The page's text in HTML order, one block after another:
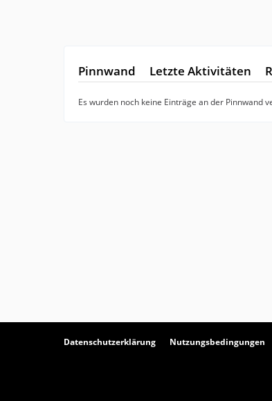
Pinnwand Letzte Aktivitäten
Es wurden noch keine Einträge an der Pinnwand
Datenschutzerklärung Nutzungsbedingungen